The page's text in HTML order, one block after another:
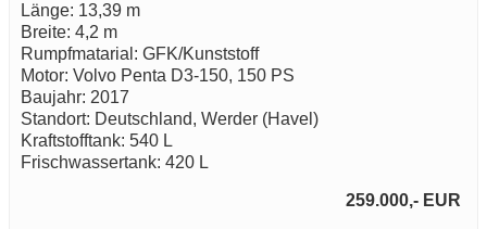
Länge: 13,39 m
Breite: 4,2 m
Rumpfmatarial: GFK/Kunststoff
Motor: Volvo Penta D3-150, 150 PS
Baujahr: 2017
Standort: Deutschland, Werder (Havel)
Kraftstofftank: 540 L
Frischwassertank: 420 L
259.000,- EUR